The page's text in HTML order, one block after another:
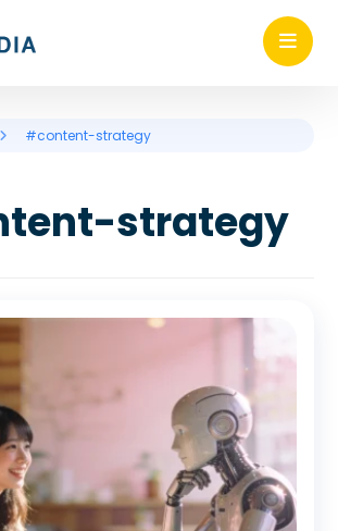
#content-strategy
strategy